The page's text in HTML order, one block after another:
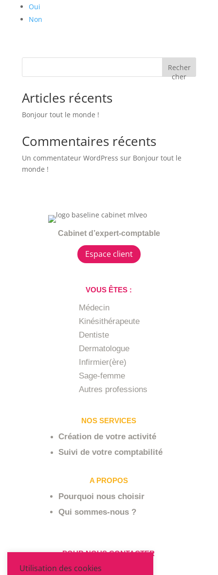
Oui
Non
Recher
cher
Articles récents
Bonjour tout le monde !
Commentaires récents
Un commentateur WordPress sur Bonjour tout le
monde !
Cabinet d’expert-comptable
Espace client
VOUS ÊTES :
Médecin
Kinésithérapeute
Dentiste
Dermatologue
Infirmier(ère)
Sage-femme
Autres professions
NOS SERVICES
Création de votre activité
Suivi de votre comptabilité
A PROPOS
Pourquoi nous choisir
Qui sommes-nous ?
POUR NOUS CONTACTER
06 64 94 03 68
Utilisation des cookies